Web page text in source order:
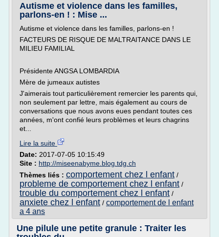
Autisme et violence dans les familles,
parlons-en ! : Mise ...
Autisme et violence dans les familles, parlons-en !
FACTEURS DE RISQUE DE MALTRAITANCE DANS LE
MILIEU FAMILIAL
Présidente ANGSA LOMBARDIA
Mère de jumeaux autistes
J'aimerais tout particulièrement remercier les parents qui,
non seulement par lettre, mais également au cours de
conversations que nous avons eues pendant toutes ces
années, m'ont confié leurs problèmes et leurs chagrins
et...
Lire la suite
Date: 2017-07-05 10:15:49
Site : http://miseenabyme.blog.tdg.ch
Thèmes liés : comportement chez l enfant /
probleme de comportement chez l enfant /
trouble du comportement chez l enfant /
anxiete chez l enfant / comportement de l enfant
a 4 ans
Une pilule une petite granule : Traiter les